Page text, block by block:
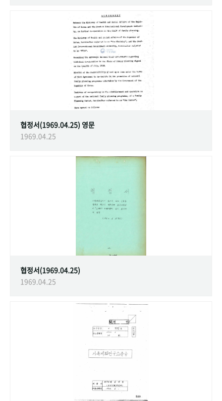
협정서(1969.04.25) 영문
1969.04.25
협정서(1969.04.25)
1969.04.25